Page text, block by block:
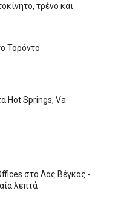
τρένο και
Τορόντο
Hot Springs, Va
στο Λας Βέγκας -
λεπτά